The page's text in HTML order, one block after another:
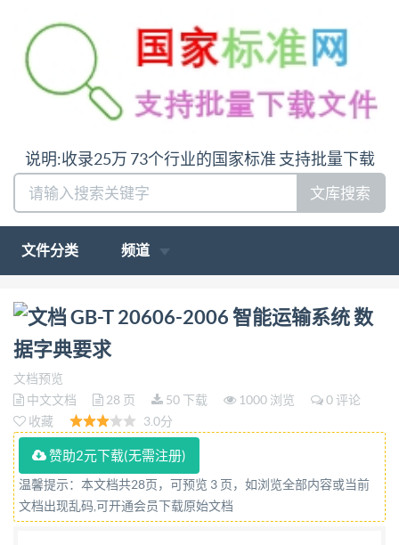
说明:收录25万 73个行业的国家标准 支持批量下载
文库搜索
文件分类 频道
问:哪里下载GB-T 20606-2006 智能运输系统 数据字
典要求答:请联系微信:siduwenku
GB-T 20606-2006 智能运输系统 数
据字典要求
文档预览
中文文档
28 页 50 下载 1000 浏览
0 评论
收藏
3.0分
赞助2元下载(无需注册)
温馨提示：本文档共28页，可预览 3 页，如浏览全部内容或当前
文档出现乱码,可开通会员下载原始文档